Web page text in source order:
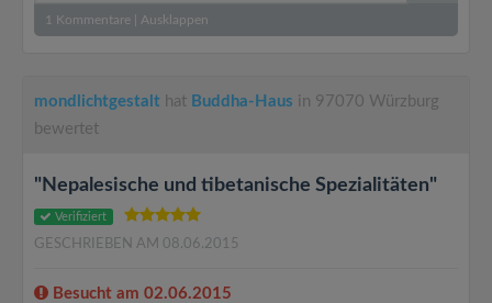
1 Kommentare Ausklappen
mondlichtgestalt hat Buddha-Haus in 97070 Würzburg
bewertet
"Nepalesische und tibetanische Spezialitäten"
Verifiziert
GESCHRIEBEN AM 08.06.2015
Besucht am 02.06.2015